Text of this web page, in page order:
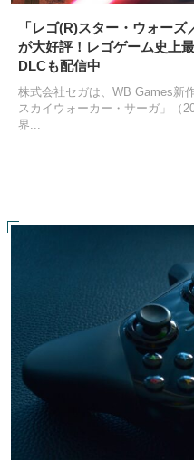
「レゴ(R)スター・ウォーズ
が大好評！レゴゲーム史上
DLCも配信中
株式会社セガは、WB Games新
スカイウォーカー・サーガ」（
界...